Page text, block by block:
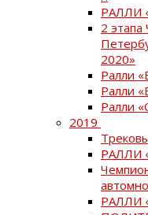
РАЛЛИ
2
2020»
Ралли
Ралли
Ралли
2019
РАЛЛИ
РАЛЛИ